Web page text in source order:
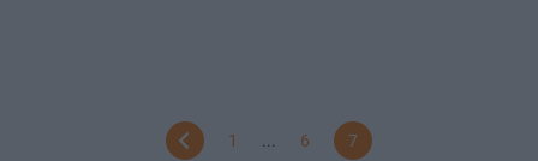
1 6 7